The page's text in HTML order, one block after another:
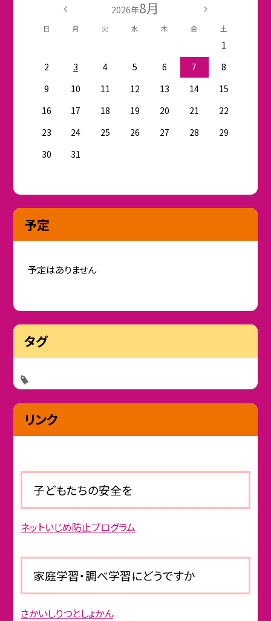
2026年8月
日 月 火 水 木 金 土
1
2
3 4 5 6 7
8
9
10 11 12 13 14
15
16
17 18 19 20 21
22
23
24 25 26 27 28
29
30
31
予定
予定はありません
タグ
リンク
子どもたちの安全を
ネットいじめ防止プログラム
家庭学習・調べ学習にどうですか
さかいしりつとしょかん